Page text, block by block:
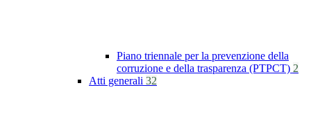
Piano triennale per la prevenzione della
corruzione e della trasparenza (PTPCT) 2
Atti generali 32